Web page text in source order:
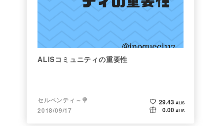
ALISコミュニティの重要性
セルペンティ～🍭
2018/09/17
29.43 ALIS
0.00 ALIS